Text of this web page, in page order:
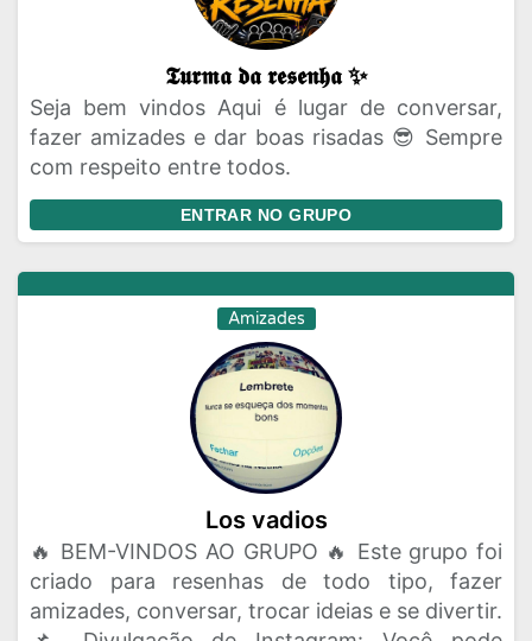
𝕿𝖚𝖗𝖒𝖆 𝖉𝖆 𝖗𝖊𝖘𝖊𝖓𝖍𝖆 ✨
Seja bem vindos Aqui é lugar de conversar,
fazer amizades e dar boas risadas 😎 Sempre
com respeito entre todos.
ENTRAR NO GRUPO
Amizades
Los vadios
🔥 BEM-VINDOS AO GRUPO 🔥 Este grupo foi
criado para resenhas de todo tipo, fazer
amizades, conversar, trocar ideias e se divertir.